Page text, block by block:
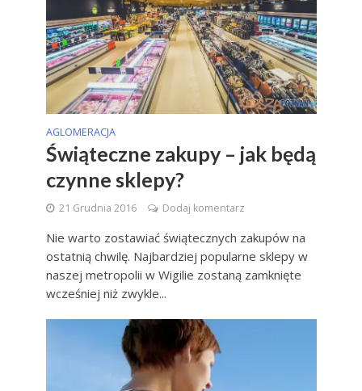
AGLOMERACJA
Świąteczne zakupy – jak będą
czynne sklepy?
21 Grudnia 2016 Dodaj komentarz
Nie warto zostawiać świątecznych zakupów na
ostatnią chwilę. Najbardziej popularne sklepy w
naszej metropolii w Wigilie zostaną zamknięte
wcześniej niż zwykle...